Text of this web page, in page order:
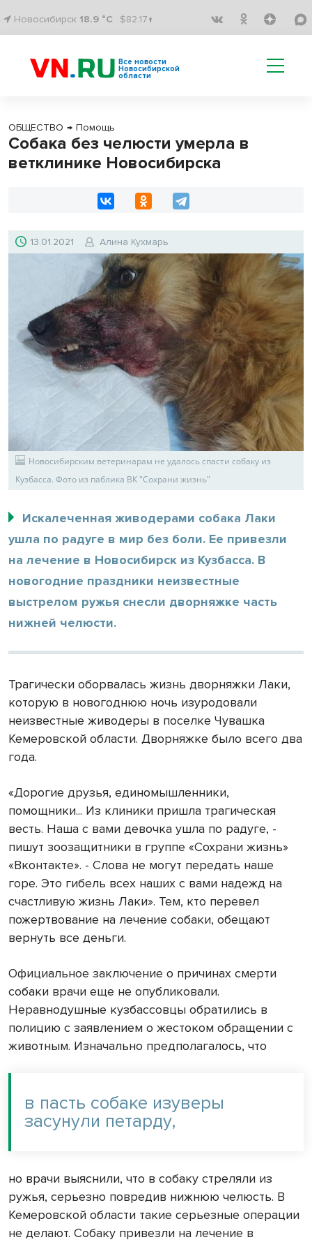
Новосибирск 18.9 °C $82.17↑
Все новости
Новосибирской
области
ОБЩЕСТВО → Помощь
Собака без челюсти умерла в
ветклинике Новосибирска
13.01.2021 Алина Кухмарь
Новосибирским ветеринарам не удалось спасти собаку из
Кузбасса. Фото из паблика ВК "Сохрани жизнь"
Искалеченная живодерами собака Лаки
ушла по радуге в мир без боли. Ее привезли
на лечение в Новосибирск из Кузбасса. В
новогодние праздники неизвестные
выстрелом ружья снесли дворняжке часть
нижней челюсти.
Трагически оборвалась жизнь дворняжки Лаки,
которую в новогоднюю ночь изуродовали
неизвестные живодеры в поселке Чувашка
Кемеровской области. Дворняжке было всего два
года.
«Дорогие друзья, единомышленники,
помощники... Из клиники пришла трагическая
весть. Наша с вами девочка ушла по радуге, -
пишут зоозащитники в группе «Сохрани жизнь»
«Вконтакте». - Слова не могут передать наше
горе. Это гибель всех наших с вами надежд на
счастливую жизнь Лаки». Тем, кто перевел
пожертвование на лечение собаки, обещают
вернуть все деньги.
Официальное заключение о причинах смерти
собаки врачи еще не опубликовали.
Неравнодушные кузбассовцы обратились в
полицию с заявлением о жестоком обращении с
животным. Изначально предполагалось, что
в пасть собаке изуверы
засунули петарду,
но врачи выяснили, что в собаку стреляли из
ружья, серьезно повредив нижнюю челюсть. В
Кемеровской области такие серьезные операции
не делают. Собаку привезли на лечение в